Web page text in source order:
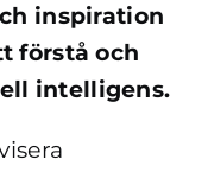
inspiration
förstå och
intelligens.